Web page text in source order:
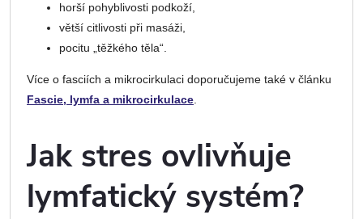
horší pohyblivosti podkoží,
větší citlivosti při masáži,
pocitu „těžkého těla“.
Více o fasciích a mikrocirkulaci doporučujeme také v článku
Fascie, lymfa a mikrocirkulace.
Jak stres ovlivňuje
lymfatický systém?